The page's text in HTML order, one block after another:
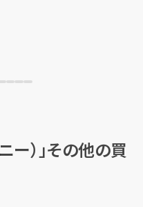
ー）」その他の買